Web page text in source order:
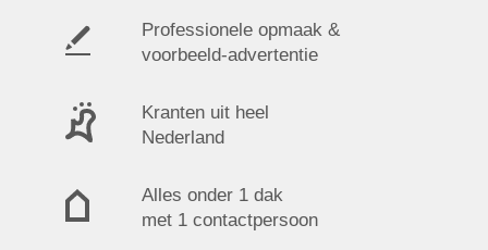
Professionele opmaak &
voorbeeld-advertentie
Kranten uit heel
Nederland
Alles onder 1 dak
met 1 contactpersoon